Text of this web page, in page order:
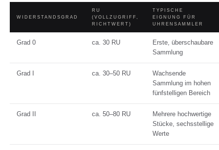
WIDERSTANDSGRAD
RU
(VOLLZUGRIFF,
RICHTWERT)
TYPISCHE
EIGNUNG FÜR
UHRENSAMMLER
Grad 0 ca. 30 RU
Erste, überschaubare
Sammlung
Grad I ca. 30–50 RU
Wachsende
Sammlung im hohen
fünfstelligen Bereich
Grad II ca. 50–80 RU
Mehrere hochwertige
Stücke, sechsstellige
Werte